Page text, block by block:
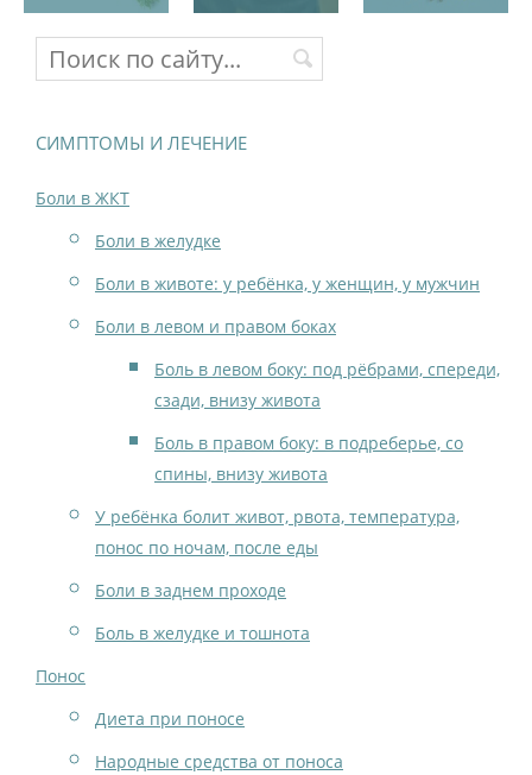
СИМПТОМЫ И ЛЕЧЕНИЕ
Боли в ЖКТ
Боли в желудке
Боли в животе: у ребёнка, у женщин, у мужчин
Боли в левом и правом боках
Боль в левом боку: под рёбрами, спереди,
сзади, внизу живота
Боль в правом боку: в подреберье, со
спины, внизу живота
У ребёнка болит живот, рвота, температура,
понос по ночам, после еды
Боли в заднем проходе
Боль в желудке и тошнота
Понос
Диета при поносе
Народные средства от поноса